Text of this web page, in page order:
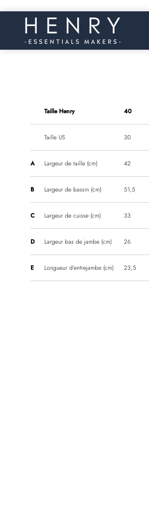
au
Taille Henry 40
Taille US 30
A Largeur de taille (cm) 42
B Largeur de bassin (cm) 51,5
C Largeur de cuisse (cm) 33
D Largeur bas de jambe (cm) 26
E Longueur d'entrejambe (cm) 23,5